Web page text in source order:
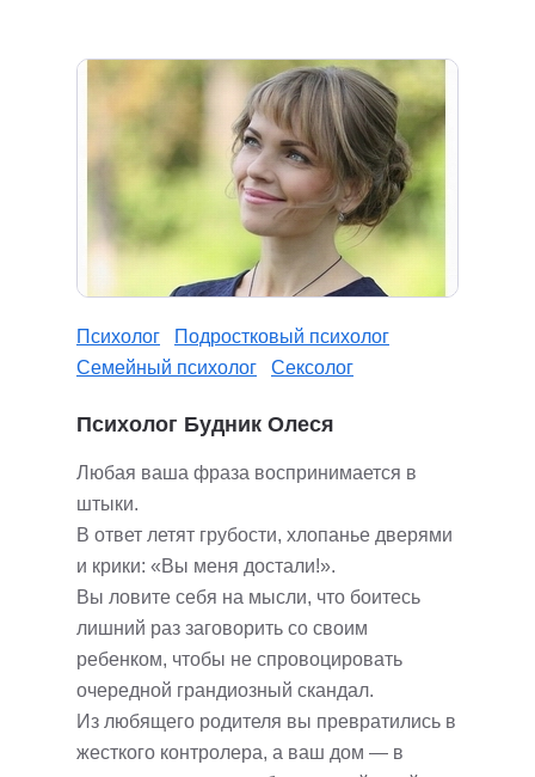
Психолог
Подростковый психолог
Семейный психолог
Сексолог
Психолог Будник Олеся
Любая ваша фраза воспринимается в
штыки.
В ответ летят грубости, хлопанье дверями
и крики: «Вы меня достали!».
Вы ловите себя на мысли, что боитесь
лишний раз заговорить со своим
ребенком, чтобы не спровоцировать
очередной грандиозный скандал.
Из любящего родителя вы превратились в
жесткого контролера, а ваш дом — в